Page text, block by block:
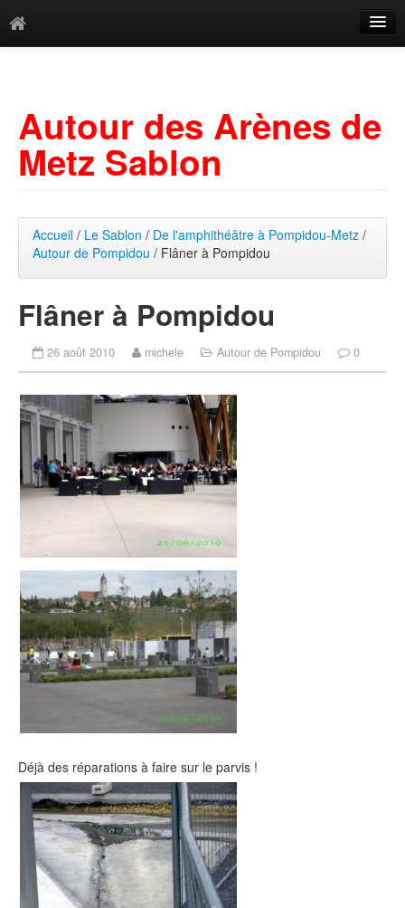
Mots-clés
Autour des Arènes de
Metz Sablon
Accueil / Le Sablon / De l'amphithéâtre à Pompidou-Metz /
Autour de Pompidou / Flâner à Pompidou
Flâner à Pompidou
26 août 2010 michele Autour de Pompidou 0
Déjà des réparations à faire sur le parvis !